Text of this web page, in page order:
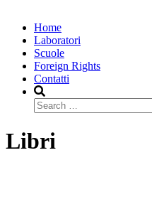
Home
Laboratori
Scuole
Foreign Rights
Contatti
Search
Libri